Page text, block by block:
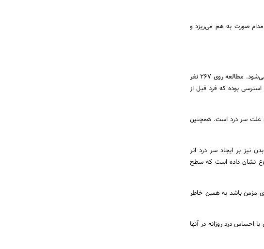
صورت به هم می‌ریزد و
سر درد نیز یکی دیگر از علائم استرس است که این درد معمولا در ناحیه سر و گردن احساس می‌شود. مطالعه روی ۲۶۷ نفر
۴۵ درصد از این دردها ناشی از استرسی بوده که فرد قبل از
علت سر درد است. همچنین
نیز بر ایجاد سر درد اثر
نشان داده است که سطح
مزمن باشد به همین خاطر
با احساس درد روزانه در آنها